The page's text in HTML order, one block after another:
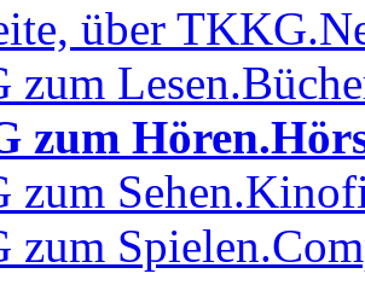
über TKKG.
zum Lesen.
zum Hören.
Sehen.
zum Spielen.